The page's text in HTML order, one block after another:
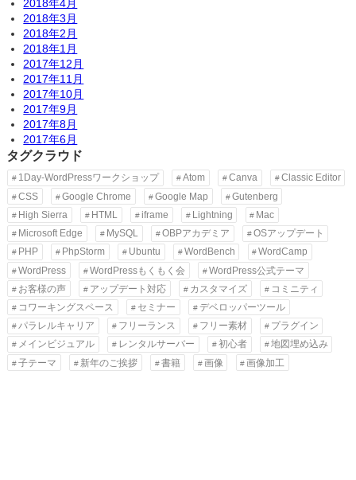
2018年4月
2018年3月
2018年2月
2018年1月
2017年12月
2017年11月
2017年10月
2017年9月
2017年8月
2017年6月
タグクラウド
1Day-WordPressワークショップ Atom Canva
Classic Editor
CSS
Google Chrome Google Map
Gutenberg
High Sierra
HTML iframe Lightning
Mac
Microsoft Edge
MySQL OBPアカデミア
OSアップデート
PHP
PhpStorm Ubuntu WordBench
WordCamp
WordPress
WordPressもくもく会
WordPress公式テーマ
お客様の声
アップデート対応 カスタマイズ
コミニティ
コワーキングスペース
セミナー
デベロッパーツール
パラレルキャリア
フリーランス フリー素材
プラグイン
メインビジュアル
レンタルサーバー 初心者
地図埋め込み
子テーマ
新年のご挨拶 書籍 画像 画像加工